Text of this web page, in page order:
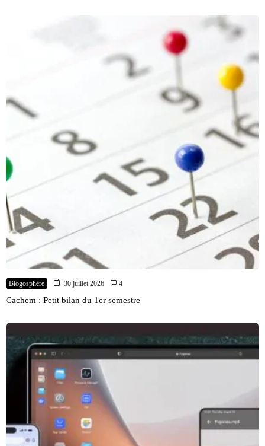
Blogosphère 30 juillet 2026 4
Cachem : Petit bilan du 1er semestre